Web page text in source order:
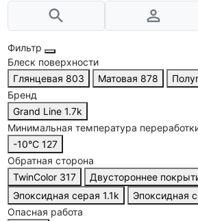
Фильтр
Блеск поверхности
Глянцевая 803 Матовая 878
Бренд
Grand Line 1.7k
Минимальная температура
-10°С 127
Обратная сторона
TwinColor 317 Двустороннее
Эпоксидная серая 1.1k Эпоксидная
Опасная работа